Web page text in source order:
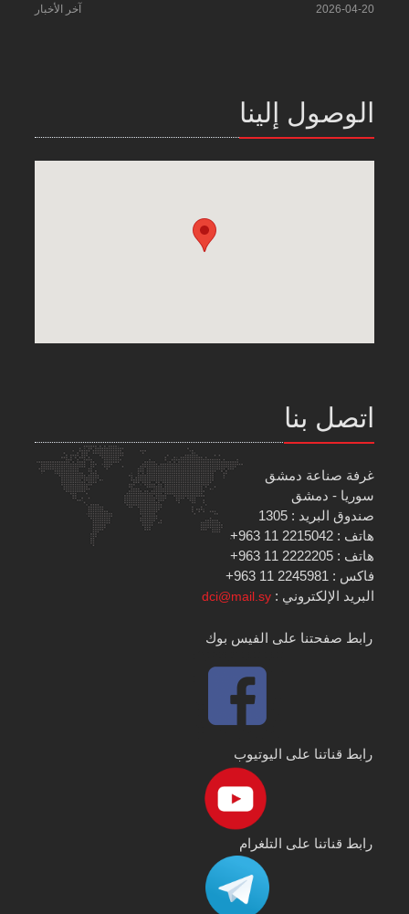
2026-04-20 آخر الأخبار
الوصول إلينا
اتصل بنا
غرفة صناعة دمشق
سوريا - دمشق
صندوق البريد : 1305
هاتف : 2215042 11 963+
هاتف : 2222205 11 963+
فاكس : 2245981 11 963+
البريد الإلكتروني :dci@mail.sy
رابط صفحتنا على الفيس بوك
رابط قناتنا على اليوتيوب
رابط قناتنا على التلغرام